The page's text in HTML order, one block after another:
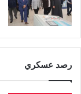
رصد عسكري